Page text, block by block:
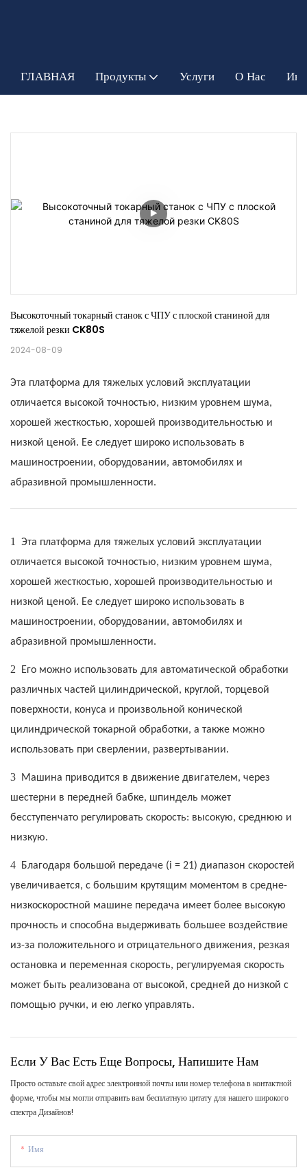
ГЛАВНАЯ Продукты Услуги О Нас
Высокоточный токарный станок с ЧПУ с плоской станиной для
тяжелой резки CK80S
2024-08-09
Эта платформа для тяжелых условий эксплуатации
отличается высокой точностью, низким уровнем шума,
хорошей жесткостью, хорошей производительностью и
низкой ценой. Ее следует широко использовать в
машиностроении, оборудовании, автомобилях и
абразивной промышленности.
1
Эта платформа для тяжелых условий эксплуатации
отличается высокой точностью, низким уровнем шума,
хорошей жесткостью, хорошей производительностью и
низкой ценой. Ее следует широко использовать в
машиностроении, оборудовании, автомобилях и
абразивной промышленности.
2
Его можно использовать для автоматической обработки
различных частей цилиндрической, круглой, торцевой
поверхности, конуса и произвольной конической
цилиндрической токарной обработки, а также можно
использовать при сверлении, развертывании.
3
Машина приводится в движение двигателем, через
шестерни в передней бабке, шпиндель может
бесступенчато регулировать скорость: высокую, среднюю и
низкую.
4
Благодаря большой передаче (i = 21) диапазон скоростей
увеличивается, с большим крутящим моментом в средне-
низкоскоростной машине передача имеет более высокую
прочность и способна выдерживать большее воздействие
из-за положительного и отрицательного движения, резкая
остановка и переменная скорость, регулируемая скорость
может быть реализована от высокой, средней до низкой с
помощью ручки, и ею легко управлять.
Если У Вас Есть Еще Вопросы, Напишите Нам
Просто оставьте свой адрес электронной почты или номер телефона в контактной
форме, чтобы мы могли отправить вам бесплатную цитату для нашего широкого
спектра Дизайнов!
Имя